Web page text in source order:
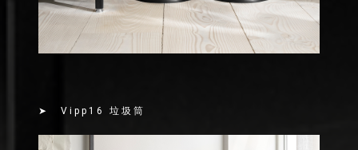
➤ Vipp16 垃圾筒